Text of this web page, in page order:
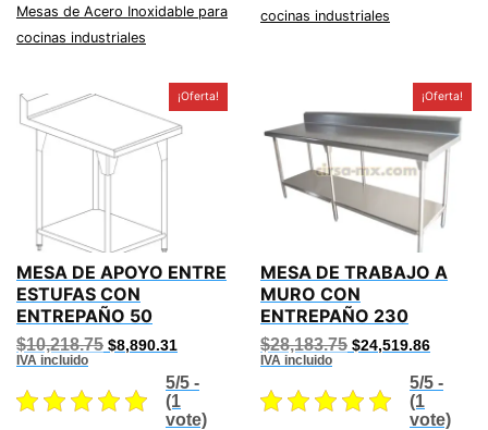
Mesas de Acero Inoxidable para
cocinas industriales
cocinas industriales
¡Oferta!
MESA DE APOYO ENTRE
ESTUFAS CON
ENTREPAÑO 50
$10,218.75 Original
price
$10,218.75.
$8,890.31
price
is:
$8,890.31.
IVA incluido
5/5 -
(1
vote)
¡Oferta!
MESA DE TRABAJO A
MURO CON
ENTREPAÑO 230
$28,183.75 Original
price
$28,183.75.
$24,519.86
price
is:
IVA incluido
5/5 -
(1
vote)